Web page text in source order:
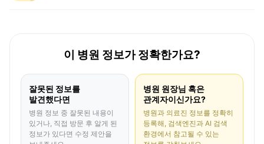
이 병원 정보가 정확한가요?
잘못된 정보를
발견했다면
병원 정보 중 잘못된 내용이
있거나, 직접 방문 후 알게 된
정보가 있다면 수정 제안을
병원 원장님 혹은
관계자이신가요?
병원과 의료진 정보를 정확히
등록해, 검색엔진과 AI 검색
환경에서 참고될 수 있는